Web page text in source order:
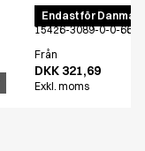
Endast för
Unisex
15426-3089-0-0-668
Från
DKK 321,69
Exkl. moms